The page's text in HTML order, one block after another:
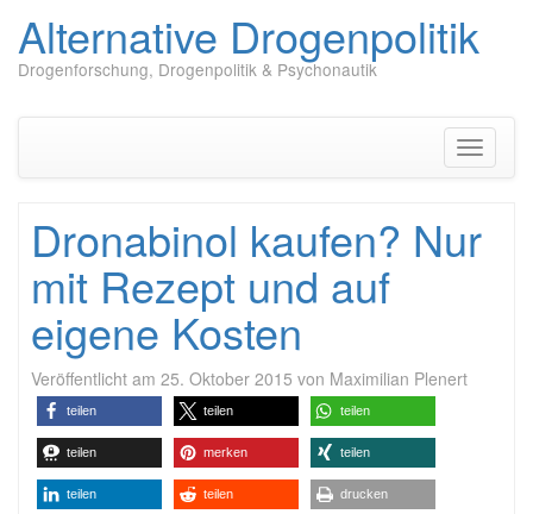
Alternative Drogenpolitik
Drogenforschung, Drogenpolitik & Psychonautik
Dronabinol kaufen? Nur
mit Rezept und auf
eigene Kosten
Veröffentlicht am 25. Oktober 2015 von Maximilian Plenert
teilen teilen teilen
teilen merken teilen
teilen teilen drucken